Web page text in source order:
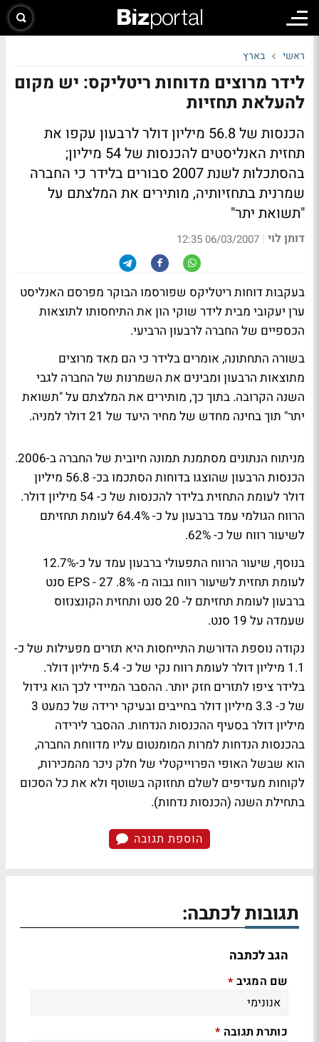
ראשי בארץ
לידר מרוצים מדוחות ריטליקס: יש מקום
להעלאת תחזיות
הכנסות של 56.8 מיליון דולר לרבעון עקפו את
תחזית האנליסטים להכנסות של 54 מיליון;
בהסתכלות לשנת 2007 סבורים בלידר כי החברה
שמרנית בתחזיותיה, מותירים את המלצתם על
"תשואת יתר"
דותן לוי |
06/03/2007 12:35
בעקבות דוחות ריטליקס שפורסמו הבוקר מפרסם האנליסט
ערן יעקובי מבית לידר שוקי הון את התיחסותו לתוצאות
הכספיים של החברה לרבעון הרביעי.
בשורה התחתונה, אומרים בלידר כי הם מאד מרוצים
מתוצאות הרבעון ומבינים את השמרנות של החברה לגבי
השנה הקרובה. בתוך כך, מותירים את המלצתם על "תשואת
יתר" תוך בחינה מחדש של מחיר היעד של 21 דולר למניה.
מניתוח הנתונים מסתמנת תמונה חיובית של החברה ב-2006.
הכנסות הרבעון שהוצגו בדוחות הסתכמו בכ- 56.8 מיליון
דולר לעומת התחזית בלידר להכנסות של כ- 54 מיליון דולר.
הרווח הגולמי עמד ברבעון על כ- 64.4% לעומת תחזיתם
לשיעור רווח של כ- 62%.
בנוסף, שיעור הרווח התפעולי ברבעון עמד על כ-12.7%
לעומת תחזית לשיעור רווח גבוה מ- 8%. EPS - 27 סנט
ברבעון לעומת תחזיתם ל- 20 סנט ותחזית הקונצנזוס
שעמדה על 19 סנט.
נקודה נוספת הדורשת התייחסות היא תזרים מפעילות של כ-
1.1 מיליון דולר לעומת רווח נקי של כ- 5.4 מיליון דולר.
בלידר ציפו לתזרים חזק יותר. ההסבר המיידי לכך הוא גידול
של כ- 3.3 מיליון דולר בחייבים ובעיקר ירידה של כמעט 3
מיליון דולר בסעיף ההכנסות הנדחות. ההסבר לירידה
בהכנסות הנדחות למרות המומנטום עליו מדווחת החברה,
הוא שבשל האופי הפרוייקטלי של חלק ניכר מהמכירות,
לקוחות מעדיפים לשלם תחזוקה בשוטף ולא את כל הסכום
בתחילת השנה (הכנסות נדחות).
הוספת תגובה
תגובות לכתבה:
הגב לכתבה
שם המגיב *
כותרת תגובה *